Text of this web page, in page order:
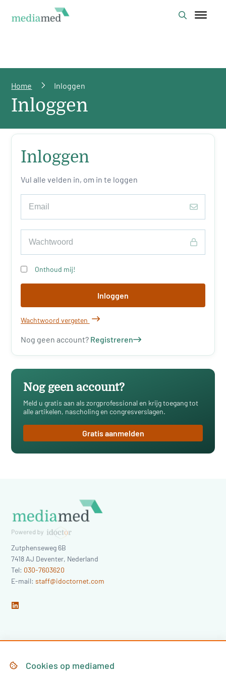
Home Inloggen
Inloggen
Inloggen
Vul alle velden in, om in te loggen
Onthoud mij!
Inloggen
Wachtwoord vergeten
Nog geen account? Registreren
Nog geen account?
Meld u gratis aan als zorgprofessional en krijg toegang tot
alle artikelen, nascholing en congresverslagen.
Gratis aanmelden
Zutphenseweg 6B
7418 AJ Deventer, Nederland
Tel: 030-7603620
E-mail:staff@idoctornet.com
HomeCookies op mediamed